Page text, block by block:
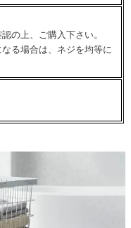
の上、ご購入下さい。
る場合は、ネジを均等に